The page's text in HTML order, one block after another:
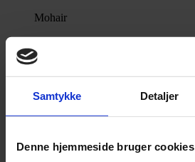
Samtykke Detaljer
Denne hjemmeside bruger cookies
Mohair
Bella Color
Desiderio
Mulberry Silk
Silk Mohair